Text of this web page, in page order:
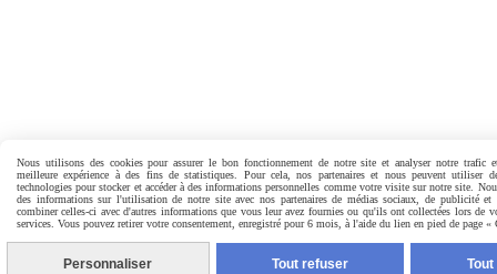
Nous utilisons des cookies pour assurer le bon fonctionnement de notre site et analyser notre trafic
meilleure expérience à des fins de statistiques. Pour cela, nos partenaires et nous peuvent utiliser
technologies pour stocker et accéder à des informations personnelles comme votre visite sur notre site.
des informations sur l'utilisation de notre site avec nos partenaires de médias sociaux, de publicité et
combiner celles-ci avec d'autres informations que vous leur avez fournies ou qu'ils ont collectées lors de
services. Vous pouvez retirer votre consentement, enregistré pour 6 mois, à l'aide du lien en pied de page
Personnaliser Tout refuser